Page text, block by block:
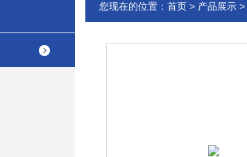
您现在的位置： 首页 > 产品展示 >